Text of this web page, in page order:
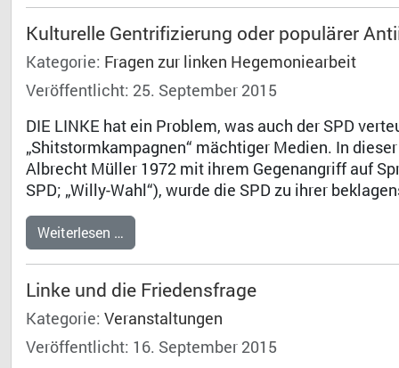
Kulturelle Gentrifizierung oder populärer
Kategorie: Fragen zur linken Hegemoniearbeit
Veröffentlicht: 25. September 2015
DIE LINKE hat ein Problem, was auch der SPD
„Shitstormkampagnen“ mächtiger Medien. In
Albrecht Müller 1972 mit ihrem Gegenangriff auf
SPD; „Willy-Wahl“), wurde die SPD zu ihrer
Weiterlesen …
Linke und die Friedensfrage
Kategorie: Veranstaltungen
Veröffentlicht: 16. September 2015